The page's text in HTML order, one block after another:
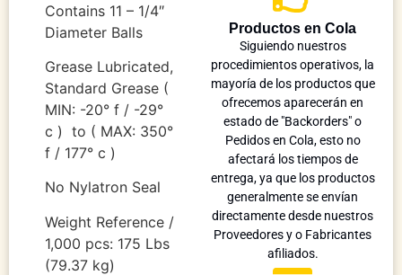
Contains 11 – 1/4″
Diameter Balls
Grease Lubricated,
Standard Grease (
MIN: -20° f / -29°
c ) to ( MAX: 350°
f / 177° c )
No Nylatron Seal
Weight Reference /
1,000 pcs: 175 Lbs
(79.37 kg)
Productos en Cola
Siguiendo nuestros
procedimientos operativos, la
mayoría de los productos que
ofrecemos aparecerán en
estado de "Backorders" o
Pedidos en Cola, esto no
afectará los tiempos de
entrega, ya que los productos
generalmente se envían
directamente desde nuestros
Proveedores y o Fabricantes
afiliados.